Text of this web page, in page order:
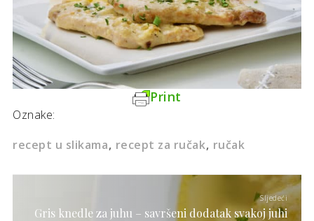
Print
Oznake:
recept u slikama recept za ručak ručak
Sljedeći
Gris knedle za juhu – savršeni dodatak svakoj juhi